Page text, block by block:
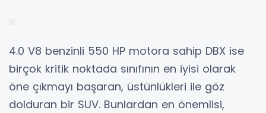
4.0 V8 benzinli 550 HP motora sahip DBX ise
birçok kritik noktada sınıfının en iyisi olarak
öne çıkmayı başaran, üstünlükleri ile göz
dolduran bir SUV. Bunlardan en önemlisi,